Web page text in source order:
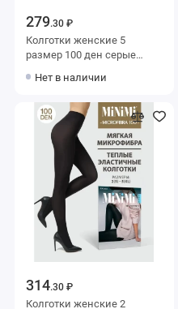
279.30 ₽
Колготки женские 5
размер 100 ден серые
Нет в наличии
314.30 ₽
Колготки женские 2